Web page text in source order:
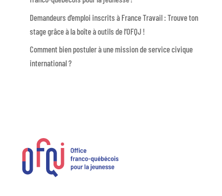
Demandeurs d’emploi inscrits à France Travail : Trouve ton
stage grâce à la boîte à outils de l’OFQJ !
Comment bien postuler à une mission de service civique
international ?